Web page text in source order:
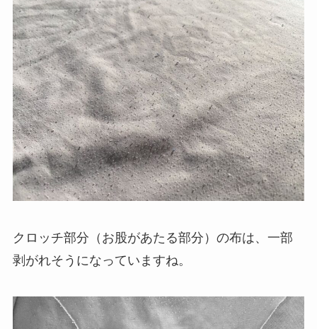
クロッチ部分（お股があたる部分）の布は、一部
剥がれそうになっていますね。